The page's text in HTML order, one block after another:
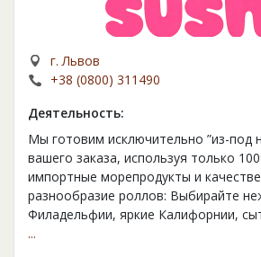
г. Львов
+38 (0800) 311490
Деятельность:
Мы готовим исключительно ”из-под
вашего заказа, используя только
импортные морепродукты и
разнообразие роллов: Выбирайте
Филадельфии, яркие Калифорнии,
...